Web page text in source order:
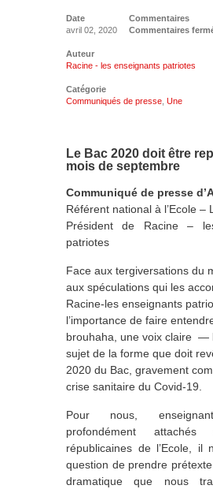
Date
avril 02, 2020
Commentaires
Commentaires
Auteur
Racine - les enseignants patriotes
Catégorie
Communiqués de presse Une
Le Bac 2020 doit être
mois de septembre
Communiqué de presse
Référent national à l’Ecole –
Président de Racine –
patriotes
Face aux tergiversations du
aux spéculations qui les
Racine-les enseignants
l’importance de faire
brouhaha, une voix claire ―
sujet de la forme que doit
2020 du Bac, gravement
crise sanitaire du Covid-19.
Pour nous,
profondément
républicaines de l’Ecole, il
question de prendre
dramatique que nous